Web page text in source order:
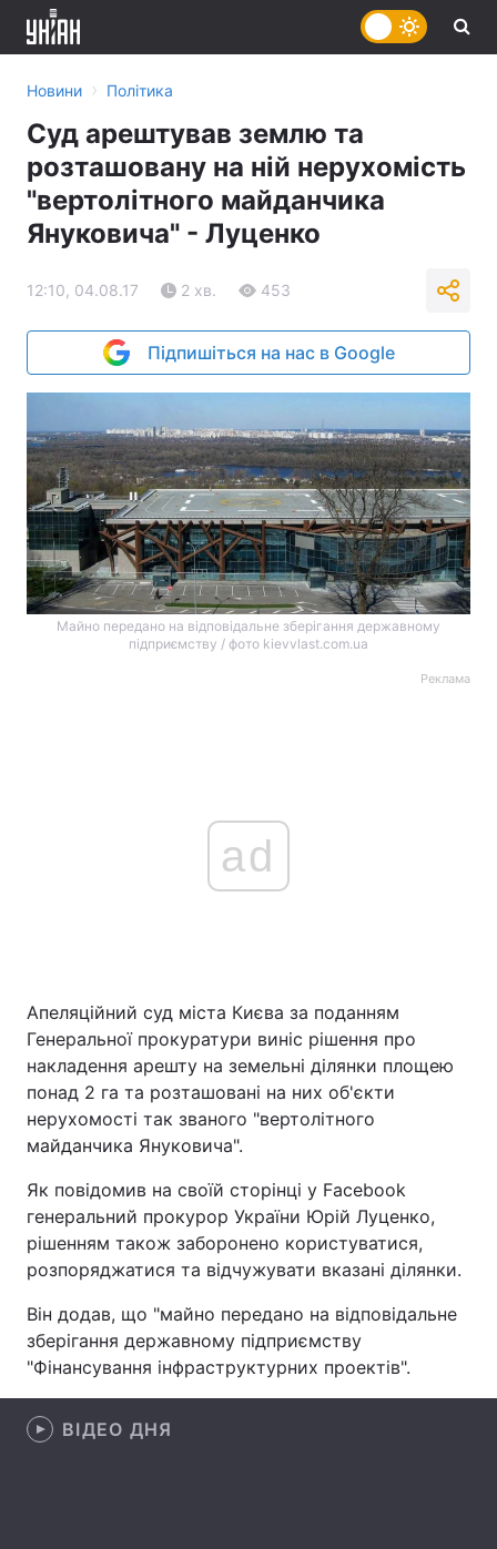
Головна Війна
Україна
Економіка Світ
Спорт
Техно і зв'язок Лайт
Зброя
Здоров'я Туризм
Цікавинки
Новини › Політика
Суд арештував землю та
розташовану на ній нерухомість
"вертолітного майданчика
Януковича" - Луценко
12:10, 04.08.17 2 хв. 453
Підпишіться на нас в Google
Майно передано на відповідальне зберігання державному
підприємству / фото kievvlast.com.ua
Реклама
ad
Апеляційний суд міста Києва за поданням
Генеральної прокуратури виніс рішення про
накладення арешту на земельні ділянки площею
понад 2 га та розташовані на них об'єкти
нерухомості так званого "вертолітного
майданчика Януковича".
Як повідомив на своїй сторінці у Facebook
генеральний прокурор України Юрій Луценко,
рішенням також заборонено користуватися,
розпоряджатися та відчужувати вказані ділянки.
Він додав, що "майно передано на відповідальне
зберігання державному підприємству
"Фінансування інфраструктурних проектів".
ВІДЕО ДНЯ